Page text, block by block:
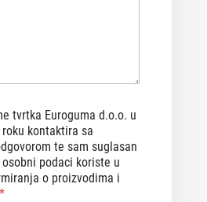
tvrtka Euroguma d.o.o. u
kontaktira sa
te sam suglasan
podaci koriste u
o proizvodima i
*